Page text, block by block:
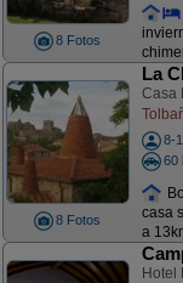
8 Fotos
8 Fotos
La
Casa
8-
60
casa
a
Hotel